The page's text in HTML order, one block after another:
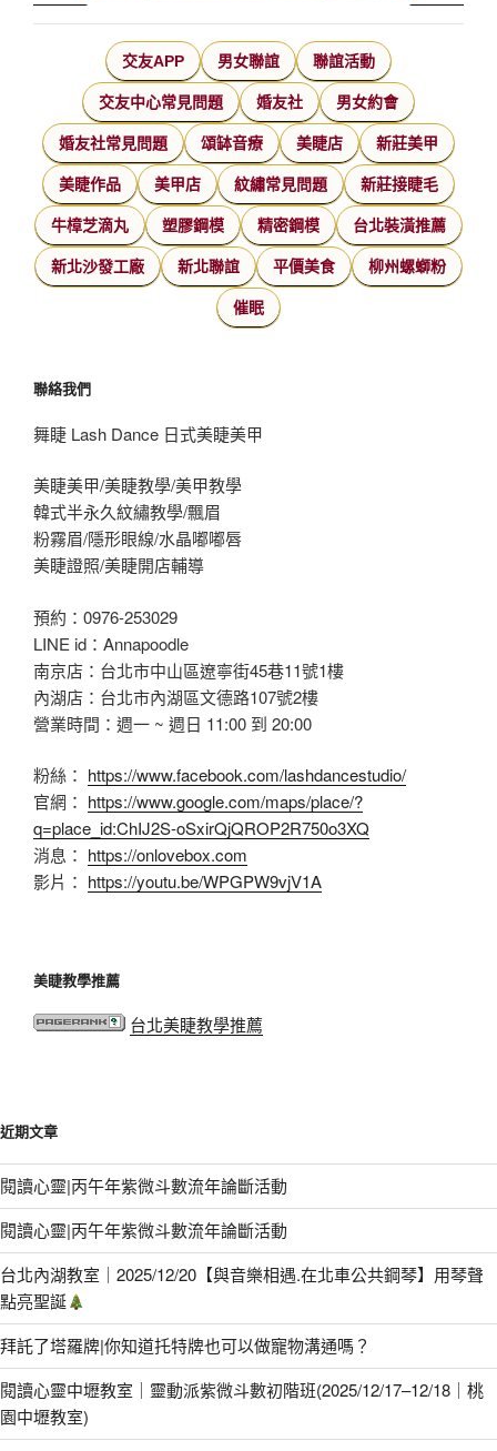
交友APP 男女聯誼 聯誼活動
交友中心常見問題 婚友社 男女約會
婚友社常見問題 頌缽音療 美睫店 新莊美甲
美睫作品 美甲店 紋繡常見問題 新莊接睫毛
牛樟芝滴丸 塑膠鋼模 精密鋼模 台北裝潢推薦
新北沙發工廠 新北聯誼 平價美食 柳州螺螄粉
催眠
聯絡我們
舞睫 Lash Dance 日式美睫美甲
美睫美甲/美睫教學/美甲教學
韓式半永久紋繡教學/飄眉
粉霧眉/隱形眼線/水晶嘟嘟唇
美睫證照/美睫開店輔導
預約：0976-253029
LINE id：Annapoodle
南京店：台北市中山區遼寧街45巷11號1樓
內湖店：台北市內湖區文德路107號2樓
營業時間：週一 ~ 週日 11:00 到 20:00
粉絲： https://www.facebook.com/lashdancestudio/
官網： https://www.google.com/maps/place/?
q=place_id:ChIJ2S-oSxirQjQROP2R750o3XQ
消息： https://onlovebox.com
影片： https://youtu.be/WPGPW9vjV1A
美睫教學推薦
台北美睫教學推薦
近期文章
閱讀心靈|丙午年紫微斗數流年論斷活動
閱讀心靈|丙午年紫微斗數流年論斷活動
台北內湖教室｜2025/12/20【與音樂相遇.在北車公共鋼琴】用琴聲
點亮聖誕
拜託了塔羅牌|你知道托特牌也可以做寵物溝通嗎？
閱讀心靈中壢教室｜靈動派紫微斗數初階班(2025/12/17–12/18｜桃
園中壢教室)